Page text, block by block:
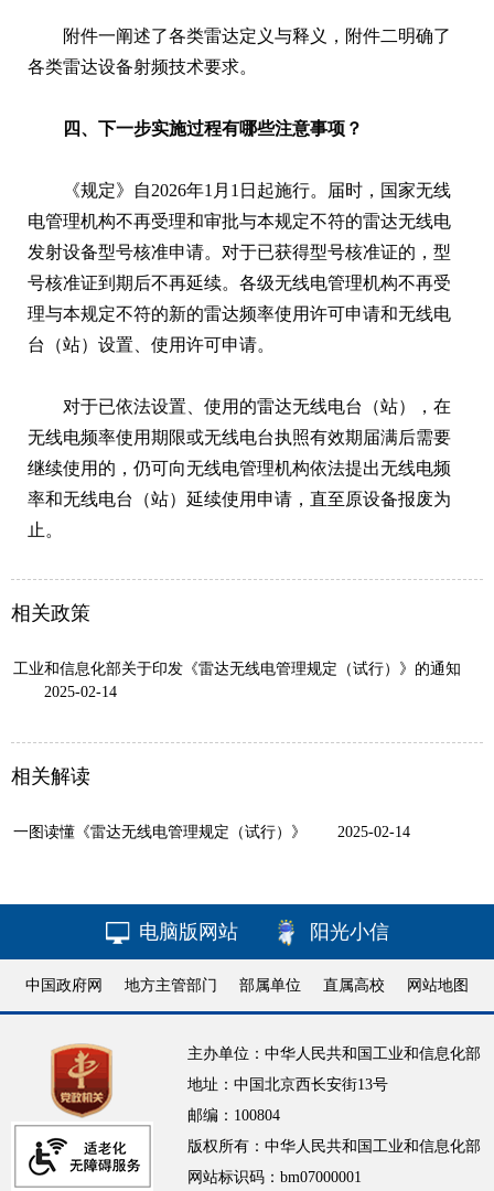
附件一阐述了各类雷达定义与释义，附件二明确了
各类雷达设备射频技术要求。
四、下一步实施过程有哪些注意事项？
《规定》自2026年1月1日起施行。届时，国家无线
电管理机构不再受理和审批与本规定不符的雷达无线电
发射设备型号核准申请。对于已获得型号核准证的，型
号核准证到期后不再延续。各级无线电管理机构不再受
理与本规定不符的新的雷达频率使用许可申请和无线电
台（站）设置、使用许可申请。
对于已依法设置、使用的雷达无线电台（站），在
无线电频率使用期限或无线电台执照有效期届满后需要
继续使用的，仍可向无线电管理机构依法提出无线电频
率和无线电台（站）延续使用申请，直至原设备报废为
止。
相关政策
工业和信息化部关于印发《雷达无线电管理规定（试行）》的通知
2025-02-14
相关解读
一图读懂《雷达无线电管理规定（试行）》 2025-02-14
电脑版网站 阳光小信
中国政府网 地方主管部门 部属单位 直属高校 网站地图
主办单位：中华人民共和国工业和信息化部
地址：中国北京西长安街13号
邮编：100804
版权所有：中华人民共和国工业和信息化部
网站标识码：bm07000001